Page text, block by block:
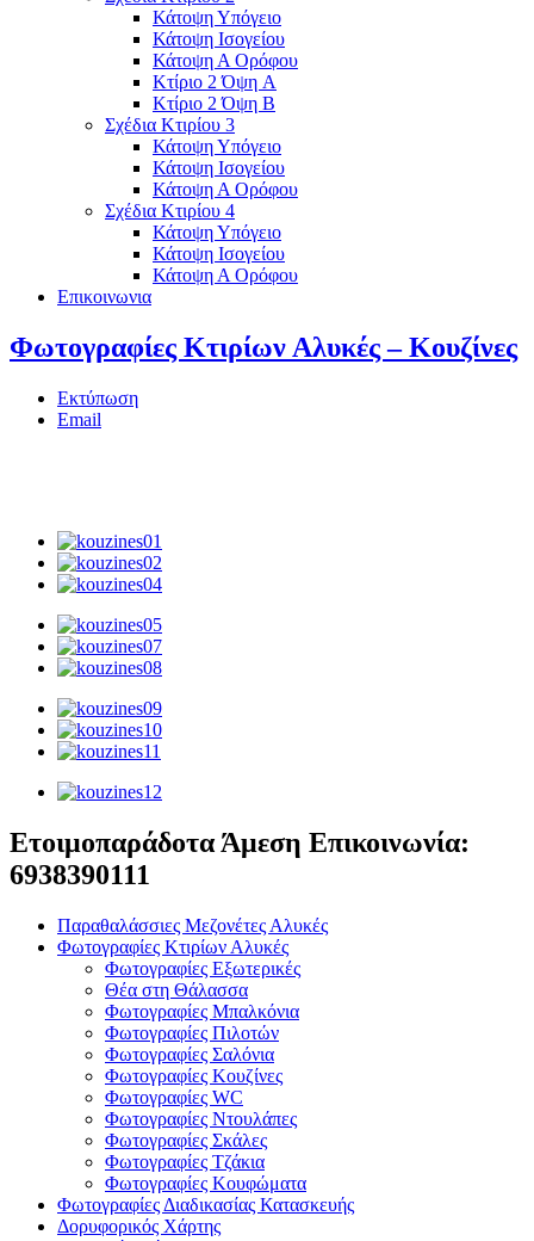
Κάτοψη Υπόγειο
Κάτοψη Ισογείου
Κάτοψη Α Ορόφου
Κτίριο 2 Όψη A
Κτίριο 2 Όψη Β
Σχέδια Κτιρίου 3
Κάτοψη Υπόγειο
Κάτοψη Ισογείου
Κάτοψη Α Ορόφου
Σχέδια Κτιρίου 4
Κάτοψη Υπόγειο
Κάτοψη Ισογείου
Κάτοψη Α Ορόφου
Επικοινωνια
Φωτογραφίες Κτιρίων Αλυκές – Κουζίνες
Εκτύπωση
Email
Ετοιμοπαράδοτα Άμεση Επικοινωνία:
6938390111
Παραθαλάσσιες Μεζονέτες Αλυκές
Φωτογραφίες Κτιρίων Αλυκές
Φωτογραφίες Εξωτερικές
Θέα στη Θάλασσα
Φωτογραφίες Μπαλκόνια
Φωτογραφίες Πιλοτών
Φωτογραφίες Σαλόνια
Φωτογραφίες Κουζίνες
Φωτογραφίες WC
Φωτογραφίες Ντουλάπες
Φωτογραφίες Σκάλες
Φωτογραφίες Τζάκια
Φωτογραφίες Κουφώματα
Φωτογραφίες Διαδικασίας Κατασκευής
Δορυφορικός Χάρτης